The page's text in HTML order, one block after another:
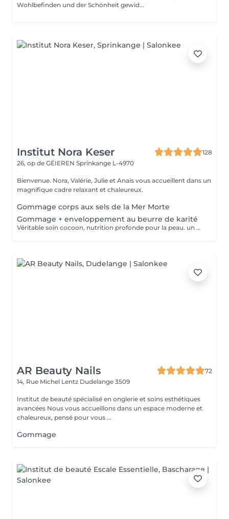
Wohlbefinden und der Schönheit gewid...
Institut Nora Keser
128
26, op de GÉIEREN Sprinkange L-4970
Bienvenue. Nora, Valérie, Julie et Anaïs vous accueillent dans un
magnifique cadre relaxant et chaleureux.
Gommage corps aux sels de la Mer Morte
Gommage + enveloppement au beurre de karité
Véritable soin cocoon, nutrition profonde pour la peau. un moment idyllique hors du temps.
AR Beauty Nails
72
14, Rue Michel Lentz Dudelange 3509
Institut de beauté spécialisé en onglerie et soins esthétiques
avancées Nous vous accueillons dans un espace moderne et
chaleureux, pensé pour vous ...
Gommage